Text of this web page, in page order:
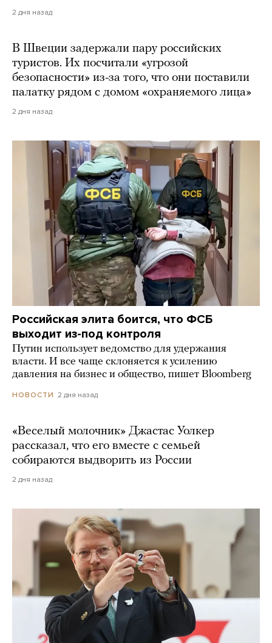
2 дня назад
В Швеции задержали пару российских
туристов. Их посчитали «угрозой
безопасности» из-за того, что они поставили
палатку рядом с домом «охраняемого лица»
2 дня назад
Российская элита боится, что ФСБ
выходит из-под контроля
Путин использует ведомство для удержания
власти. И все чаще склоняется к усилению
давления на бизнес и общество, пишет Bloomberg
НОВОСТИ 2 дня назад
«Веселый молочник» Джастас Уолкер
рассказал, что его вместе с семьей
собираются выдворить из России
2 дня назад